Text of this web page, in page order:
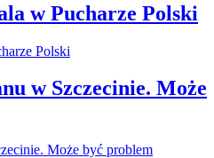
w Pucharze Polski
w Szczecinie. Może